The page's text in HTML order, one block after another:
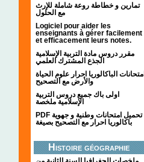
تمارين و خطاطة روعة شاملة للإرث
مع الحلول
Logiciel pour aider les
enseignants à gérer facilement
et efficacement leurs notes.
مقرر دروس مادة التربية الإسلامية
الجذع المشترك العلمي
امتحانات الباكالوريا احرار علوم الحياة
والأرض مع التصحيح
اولى باك جميع دروس التربية
الإسلامية ملخصة
PDF تحميل امتحانات وطنية و جهوية
باكالوريا احرار مع التصحيح بصيغة
Histoire géographie